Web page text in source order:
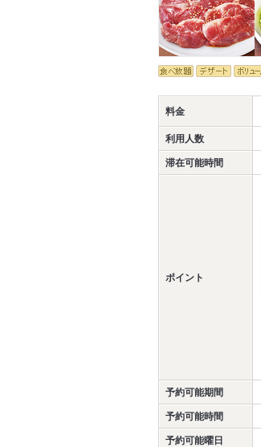
料金
利用人数
滞在可能時間
ポイント
予約可能期間
予約可能時間
予約可能曜日